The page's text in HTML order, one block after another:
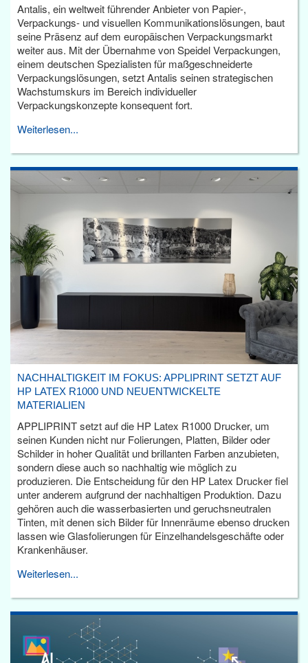
Antalis, ein weltweit führender Anbieter von Papier-,
Verpackungs- und visuellen Kommunikationslösungen, baut
seine Präsenz auf dem europäischen Verpackungsmarkt
weiter aus. Mit der Übernahme von Speidel Verpackungen,
einem deutschen Spezialisten für maßgeschneiderte
Verpackungslösungen, setzt Antalis seinen strategischen
Wachstumskurs im Bereich individueller
Verpackungskonzepte konsequent fort.
Weiterlesen...
NACHHALTIGKEIT IM FOKUS: APPLIPRINT SETZT AUF
HP LATEX R1000 UND NEUENTWICKELTE
MATERIALIEN
APPLIPRINT setzt auf die HP Latex R1000 Drucker, um
seinen Kunden nicht nur Folierungen, Platten, Bilder oder
Schilder in hoher Qualität und brillanten Farben anzubieten,
sondern diese auch so nachhaltig wie möglich zu
produzieren. Die Entscheidung für den HP Latex Drucker fiel
unter anderem aufgrund der nachhaltigen Produktion. Dazu
gehören auch die wasserbasierten und geruchsneutralen
Tinten, mit denen sich Bilder für Innenräume ebenso drucken
lassen wie Glasfolierungen für Einzelhandelsgeschäfte oder
Krankenhäuser.
Weiterlesen...